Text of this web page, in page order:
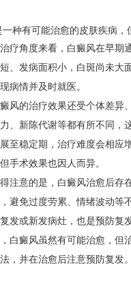
有可能治愈的皮肤疾病，但
角度来看，白癜风在早期通
、发病面积小，白斑尚未大
病情并及时就医。
的治疗效果还受个体差异、
、新陈代谢等都有所不同，
至稳定期，治疗难度会相应
手术效果也因人而异。
意的是，白癜风治愈后存在
避免过度劳累、情绪波动等
发或新发病灶，也是预防复
癜风虽然有可能治愈，但治
，并在治愈后注意预防复发。